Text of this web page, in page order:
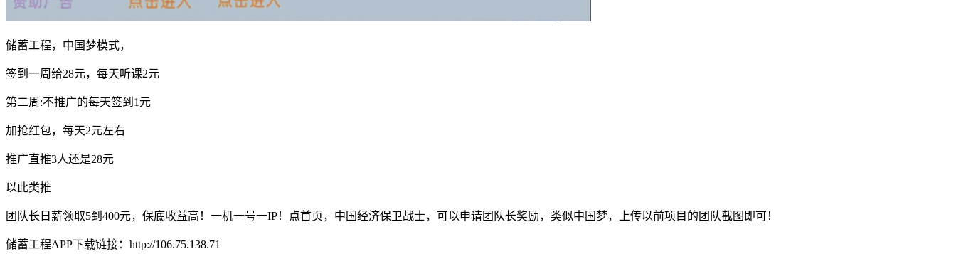
储蓄工程，中国梦模式，
签到一周给28元，每天听课2元
第二周:不推广的每天签到1元
加抢红包，每天2元左右
推广直推3人还是28元
以此类推
团队长日薪领取5到400元，保底收益高！一机一号一IP！点首页，中国经济保卫战士，可以申请团队长奖励，类似中国梦，上传以前项目的团队截图即可！
储蓄工程APP下载链接：http://106.75.138.71